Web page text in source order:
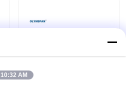
10:32 AM